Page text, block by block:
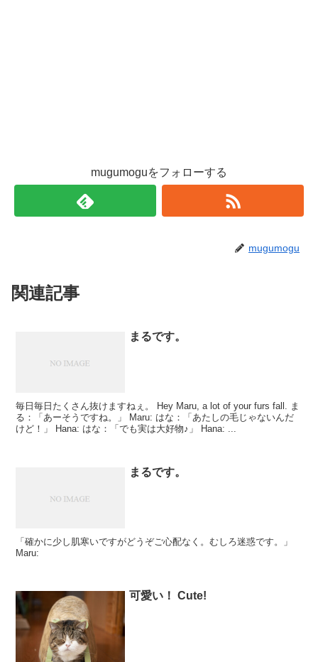
mugumoguをフォローする
mugumogu
関連記事
まるです。
毎日毎日たくさん抜けますねぇ。 Hey Maru, a lot of your furs fall. ま
る：「あーそうですね。」 Maru: はな：「あたしの毛じゃないんだ
けど！」 Hana: はな：「でも実は大好物♪」 Hana: ...
まるです。
「確かに少し肌寒いですがどうぞご心配なく。むしろ迷惑です。」
Maru:
可愛い！ Cute!